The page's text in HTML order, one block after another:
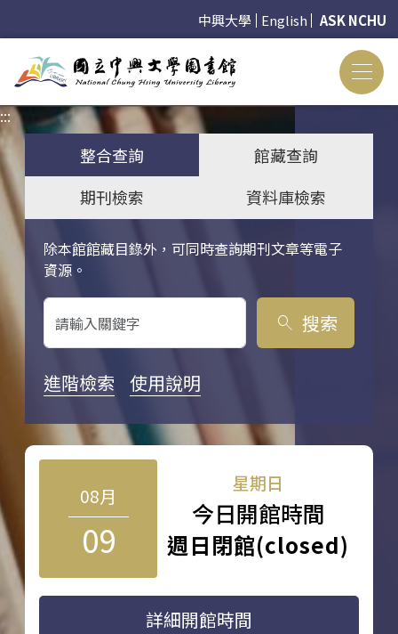
中興大學 English ASK NCHU
:::
整合查詢
館藏查詢
期刊檢索
資料庫檢索
除本館館藏目錄外，可同時查詢期刊文章等電子
資源。
關鍵字搜尋
search 搜索
進階檢索 使用說明
08月
09
星期日
今日開館時間
週日閉館(closed)
詳細開館時間